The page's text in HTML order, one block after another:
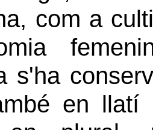
com a
s'ha
en llatí